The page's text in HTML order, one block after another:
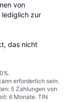
von
lediglich zur
das nicht
erforderlich sein.
5 Zahlungen von
6 Monate. TIN